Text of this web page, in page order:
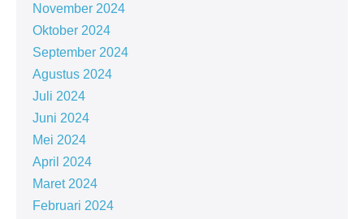
November 2024
Oktober 2024
September 2024
Agustus 2024
Juli 2024
Juni 2024
Mei 2024
April 2024
Maret 2024
Februari 2024